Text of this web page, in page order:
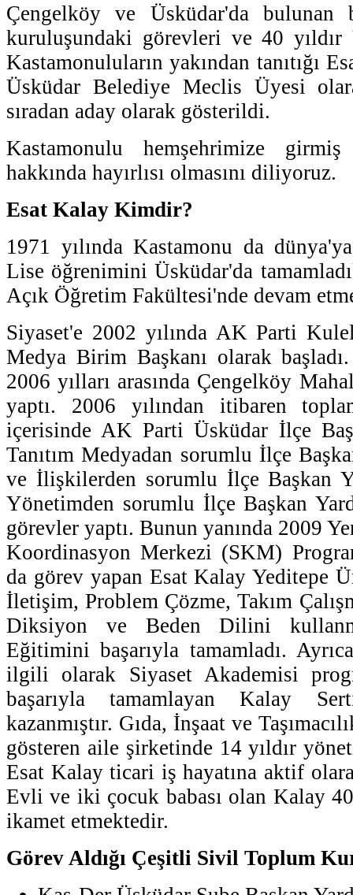
Çengelköy ve Üsküdar'da
kuruluşundaki görevleri ve 40 yıldır
Kastamonuluların yakından tanıtığı
Üsküdar Belediye Meclis Üyesi
sıradan aday olarak gösterildi.
Kastamonulu hemşehrimize
hakkında hayırlısı olmasını diliyoruz.
Esat Kalay Kimdir?
1971 yılında Kastamonu da
Lise öğrenimini Üsküdar'da
Açık Öğretim Fakültesi'nde devam
Siyaset'e 2002 yılında AK Parti
Medya Birim Başkanı olarak
2006 yılları arasında Çengelköy
yaptı. 2006 yılından itibaren
içerisinde AK Parti Üsküdar İlçe
Tanıtım Medyadan sorumlu İlçe
ve İlişkilerden sorumlu İlçe Başkan
Yönetimden sorumlu İlçe Başkan
görevler yaptı. Bunun yanında 2009
Koordinasyon Merkezi (SKM)
da görev yapan Esat Kalay Yeditepe
İletişim, Problem Çözme, Takım
Diksiyon ve Beden Dilini
Eğitimini başarıyla tamamladı.
ilgili olarak Siyaset Akademisi
başarıyla tamamlayan Kalay
kazanmıştır. Gıda, İnşaat ve
gösteren aile şirketinde 14 yıldır
Esat Kalay ticari iş hayatına aktif
Evli ve iki çocuk babası olan Kalay
ikamet etmektedir.
Görev Aldığı Çeşitli Sivil Toplum